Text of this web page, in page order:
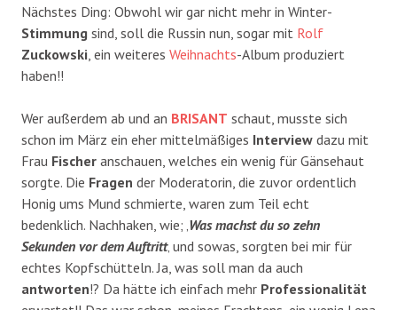
Nächstes Ding: Obwohl wir gar nicht mehr in Winter-
Stimmung sind, soll die Russin nun, sogar mit Rolf
Zuckowski, ein weiteres Weihnachts-Album produziert
haben!!
Wer außerdem ab und an BRISANT schaut, musste sich
schon im März ein eher mittelmäßiges Interview dazu mit
Frau Fischer anschauen, welches ein wenig für Gänsehaut
sorgte. Die Fragen der Moderatorin, die zuvor ordentlich
Honig ums Mund schmierte, waren zum Teil echt
bedenklich. Nachhaken, wie; ‚Was machst du so zehn
Sekunden vor dem Auftritt‚ und sowas, sorgten bei mir für
echtes Kopfschütteln. Ja, was soll man da auch
antworten!? Da hätte ich einfach mehr Professionalität